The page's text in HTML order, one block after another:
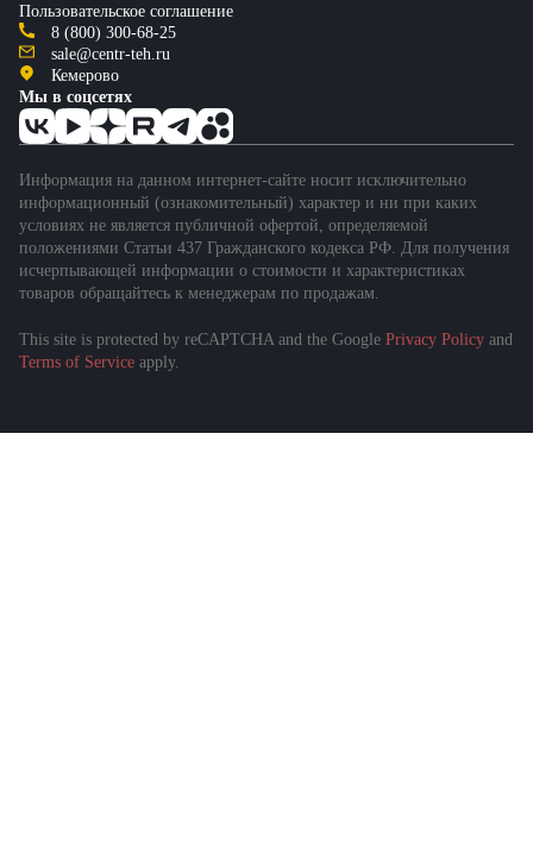
Пользовательское соглашение
8 (800) 300-68-25
sale@centr-teh.ru
Кемерово
Мы в соцсетях
Информация на данном интернет-сайте носит исключительно
информационный (ознакомительный) характер и ни при каких
условиях не является публичной офертой, определяемой
положениями Статьи 437 Гражданского кодекса РФ. Для получения
исчерпывающей информации о стоимости и характеристиках
товаров обращайтесь к менеджерам по продажам.
This site is protected by reCAPTCHA and the Google Privacy Policy and
Terms of Service apply.
Подобрать спецтехнику
за 1 минуту